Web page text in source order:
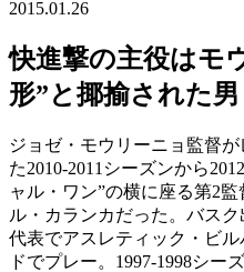
2015.01.26
快進撃の主役はモ
形”と揶揄された男
ジョゼ・モウリーニョ監督
た2010-2011シーズンから
ャル・ワン”の横に座る第2
ル・カランカだった。バス
代表でアスレティック・ビ
ドでプレー。1997-1998シー